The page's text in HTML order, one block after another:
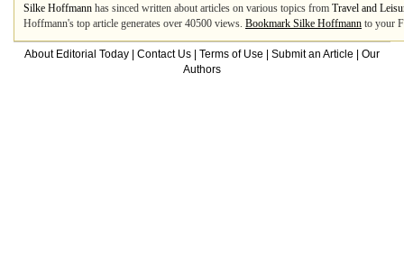
Silke Hoffmann has sinced written about articles on various topics from Travel and
Hoffmann's top article generates over 40500 views. Bookmark Silke Hoffmann to your
About Editorial Today Contact Us Terms of Use Submit an Article
Our
Authors